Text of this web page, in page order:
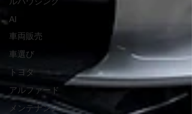
AI
車両販売
車選び
トヨタ
アルファード
メンテナンス